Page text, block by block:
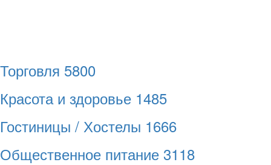
Торговля 5800
Красота и здоровье 1485
Гостиницы / Хостелы 1666
Общественное питание 3118